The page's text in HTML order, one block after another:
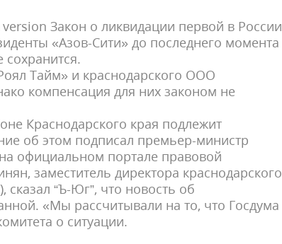
Закон о ликвидации первой в России
«Азов-Сити» до последнего момента
Тайм» и краснодарского ООО
компенсация для них законом не
Краснодарского края подлежит
об этом подписал премьер-министр
официальном портале правовой
заместитель директора краснодарского
“Ъ-Юг”, что новость об
«Мы рассчитывали на то, что Госдума
о ситуации.